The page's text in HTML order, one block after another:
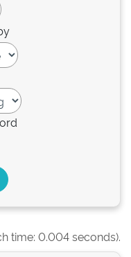
time: 0.004 seconds).